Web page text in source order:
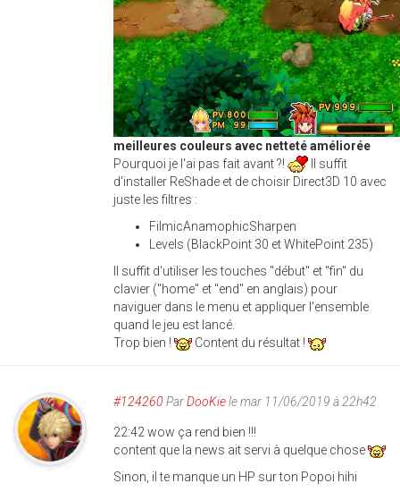
meilleures couleurs avec netteté améliorée
Pourquoi je l'ai pas fait avant ?!
Il suffit
d'installer ReShade et de choisir Direct3D 10 avec
juste les filtres :
FilmicAnamophicSharpen
Levels (BlackPoint 30 et WhitePoint 235)
Il suffit d'utiliser les touches "début" et "fin" du
clavier ("home" et "end" en anglais) pour
naviguer dans le menu et appliquer l'ensemble
quand le jeu est lancé.
Trop bien !
Content du résultat !
#124260 ParDooKiele mar 11/06/2019 à 22h42
22:42 wow ça rend bien !!!
content que la news ait servi à quelque chose
Sinon, il te manque un HP sur ton Popoi hihi